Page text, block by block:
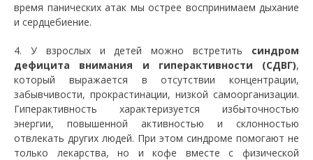
время панических атак мы острее воспринимаем дыхание
и сердцебиение.
4. У взрослых и детей можно встретить синдром
дефицита внимания и гиперактивности
(СДВГ),
который выражается в отсутствии концентрации,
забывчивости, прокрастинации, низкой самоорганизации.
Гиперактивность характеризуется избыточностью
энергии, повышенной активностью и склонностью
отвлекать других людей. При этом синдроме помогают не
только лекарства, но и кофе вместе с физической